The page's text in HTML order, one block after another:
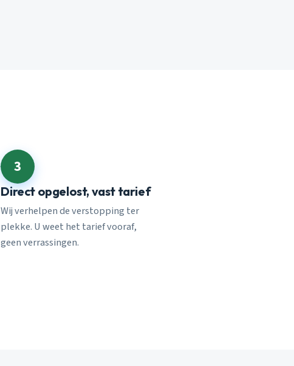
3
Direct opgelost, vast tarief
Wij verhelpen de verstopping ter
plekke. U weet het tarief vooraf,
geen verrassingen.